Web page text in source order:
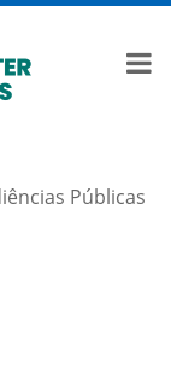
Públicas